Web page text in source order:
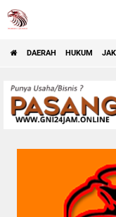
DAERAH HUKUM